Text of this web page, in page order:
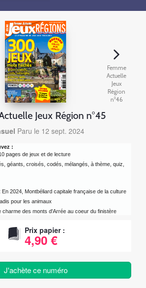
Jeux Région n°45
Paru le 12 sept. 2024
:
pages de jeux et de lecture
géants, croisés, codés, mélangés, à thème, quiz,
2024, Montbéliard capitale française de la culture
pour les animaux
charme des monts d'Arrée au coeur du finistère
Prix papier :
4,90 €
J'achète ce numéro
Femme
Actuelle
Jeux
Région
n°46